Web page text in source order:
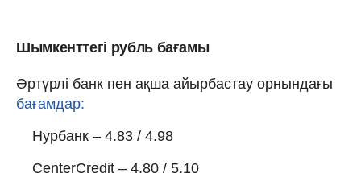
Шымкенттегі рубль бағамы
Әртүрлі банк пен ақша айырбастау орнындағы
бағамдар:
Нурбанк – 4.83 / 4.98
CenterCredit – 4.80 / 5.10